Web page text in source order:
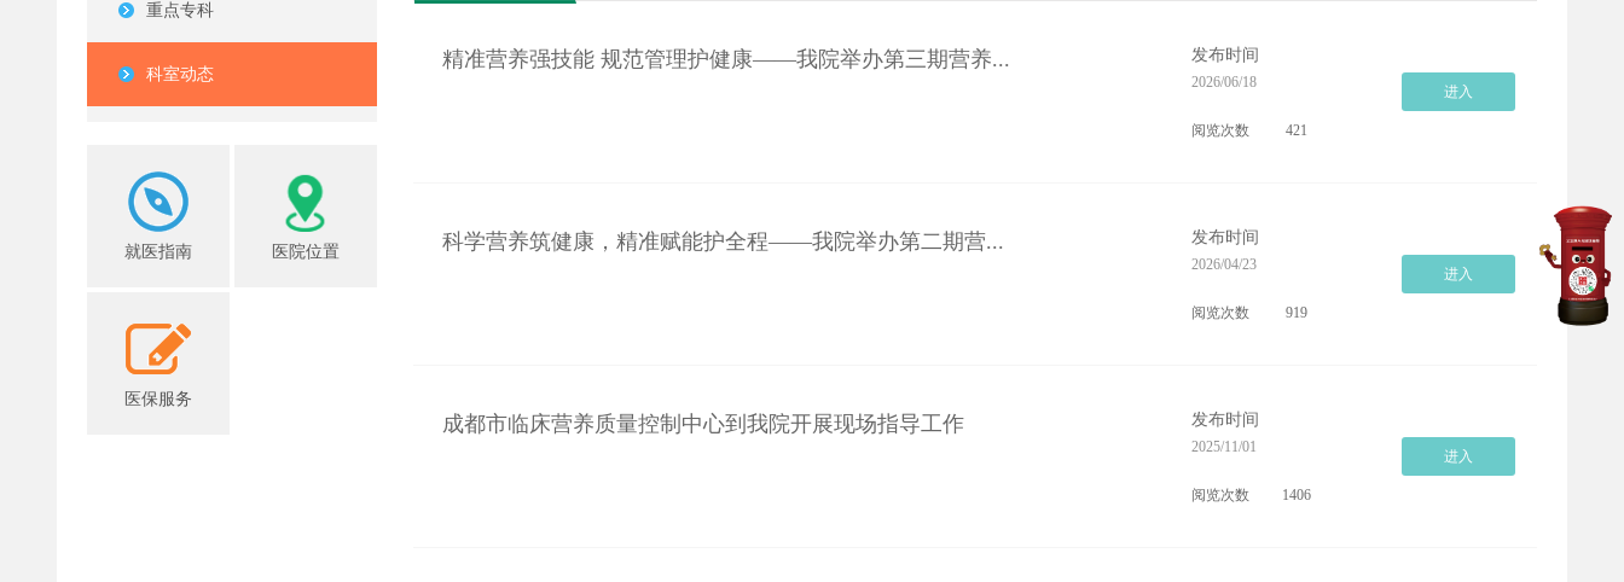
重点专科
科室动态
就医指南 医院位置
医保服务
精准营养强技能 规范管理护健康——我院举办第三期营养... 发布时间
2026/06/18
阅览次数 421
进入
科学营养筑健康，精准赋能护全程——我院举办第二期营... 发布时间
2026/04/23
阅览次数 919
进入
成都市临床营养质量控制中心到我院开展现场指导工作 发布时间
2025/11/01
阅览次数 1406
进入